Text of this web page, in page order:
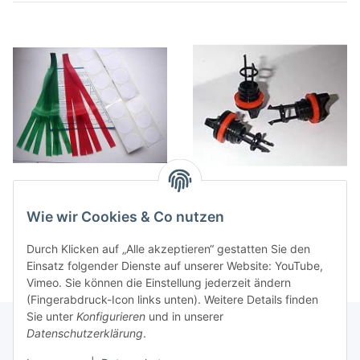
29,50 € *
Wie wir Cookies & Co nutzen
Durch Klicken auf „Alle akzeptieren“ gestatten Sie den
Einsatz folgender Dienste auf unserer Website: YouTube,
Vimeo. Sie können die Einstellung jederzeit ändern
(Fingerabdruck-Icon links unten). Weitere Details finden
Sie unter Konfigurieren und in unserer
Datenschutzerklärung.